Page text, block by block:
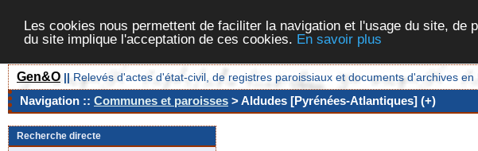
Les cookies nous permettent de faciliter la navigation et l'usage du site,
du site implique l'acceptation de ces cookies. En savoir plus
Gen&O || Relevés d'actes d'état-civil, de registres paroissiaux et documents d'archives en
Navigation :: Communes et paroisses > Aldudes [Pyrénées-Atlantiques] (+)
Recherche directe